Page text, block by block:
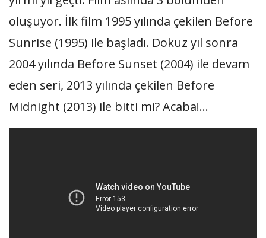
oluşuyor. İlk film 1995 yılında çekilen Before
Sunrise (1995) ile başladı. Dokuz yıl sonra
2004 yılında Before Sunset (2004) ile devam
eden seri, 2013 yılında çekilen Before
Midnight (2013) ile bitti mi? Acaba!…